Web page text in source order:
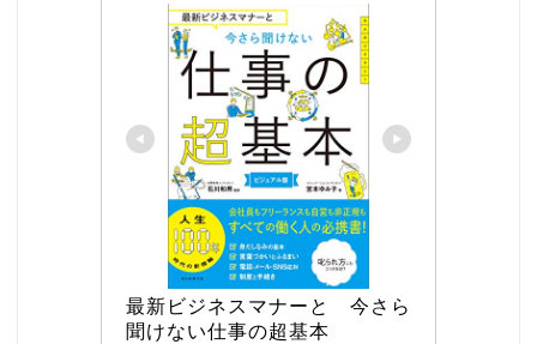
最新ビジネスマナーと　今さら
聞けない仕事の超基本